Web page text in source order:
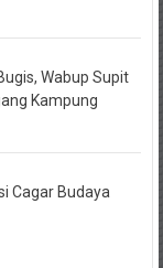
Wabup Supit
Kampung
Cagar Budaya